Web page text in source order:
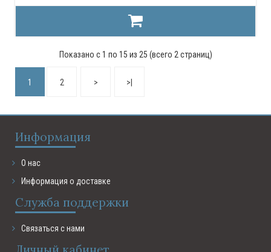
Показано с 1 по 15 из 25 (всего 2 страниц)
1 2 > >|
Информация
О нас
Информация о доставке
Служба поддержки
Связаться с нами